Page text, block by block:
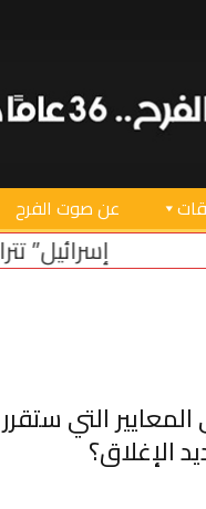
عن صوت الفرح
تتراجع عن
التي ستقرر
الإغلاق؟